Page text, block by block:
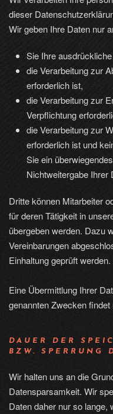
dieser
Wir geben Ihre Daten nur
Sie Ihre
die Verarbeitung zur
erforderlich ist,
die Verarbeitung zur
Verpflichtung
die Verarbeitung zur
erforderlich ist und
Sie ein
Nichtweitergabe Ihrer
Dritte können Mitarbeiter
für deren Tätigkeit in
übergeben werden. Dazu
Vereinbarungen
Einhaltung geprüft werden.
Eine Übermittlung Ihrer
genannten Zwecken findet
DAUER DER
BZW. SPERRUNG
Wir halten uns an die
Datensparsamkeit. Wir
Daten daher nur so lange,